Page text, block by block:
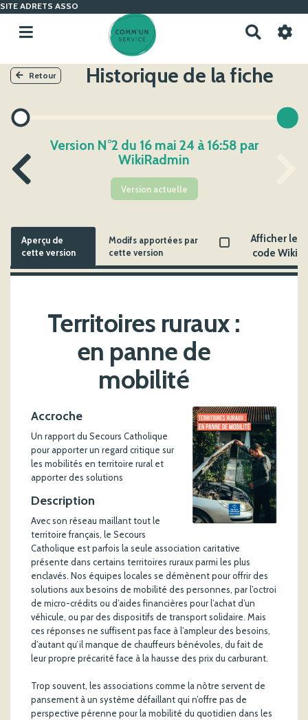
SITE ADRETS ASSO
c
h
Retour Historique de la fiche
Version N°2 du 16 mai 24 à 16:58 par
WikiRadmin
Version actuelle
Aperçu de
cette version
Modifs apportées par
cette version
Afficher le
code Wiki
Territoires ruraux :
en panne de
mobilité
Accroche
Un rapport du Secours Catholique
pour apporter un regard critique sur
les mobilités en territoire rural et
apporter des solutions
Description
Avec son réseau maillant tout le
territoire français, le Secours
Catholique est parfois la seule association caritative
présente dans certains territoires ruraux parmi les plus
enclavés. Nos équipes locales se démènent pour offrir des
solutions aux besoins de mobilité des personnes, par l’octroi
de micro-crédits ou d’aides financières pour l’achat d’un
véhicule, ou par des dispositifs de transport solidaire. Mais
ces réponses ne suffisent pas face à l’ampleur des besoins,
d’autant qu’il manque de chauffeurs bénévoles, du fait de
leur propre précarité face à la hausse des prix du carburant.
Trop souvent, les associations comme la nôtre servent de
pansement à un système défaillant qui n’offre pas de
perspective pérenne pour la mobilité du quotidien dans les